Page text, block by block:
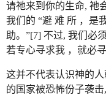
请祂来到你的生命, 祂
我们的 “避 难 所 ，是
助。”[7] 不过, 我们必
若专心寻求我 ，就必
这并不代表认识神的人
的国家被恐怖份子袭